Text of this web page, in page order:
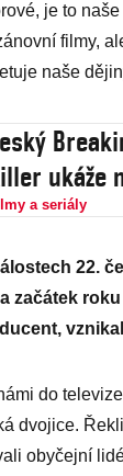
je to
filmy,
naše
ukáže
a seriály
22.
začátek
do
dvojice.
obyčejní